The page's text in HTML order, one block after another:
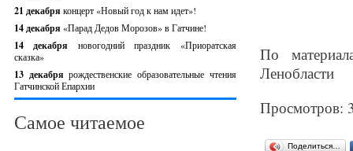
21 декабря концерт «Новый год к нам идет»!
14 декабря «Парад Дедов Морозов» в Гатчине!
14 декабря новогодний праздник «Приоратская
сказка»
13 декабрярождественские образовательные чтения
Гатчинской Епархии
Самое читаемое
По
Ленобласти
Просмотров:
Поделиться…